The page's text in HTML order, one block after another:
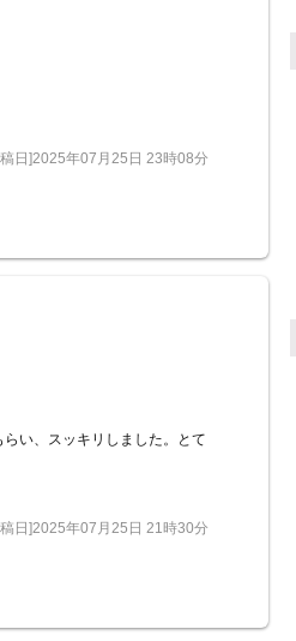
稿日]2025年07月25日 23時08分
い、スッキリしました。とて
稿日]2025年07月25日 21時30分